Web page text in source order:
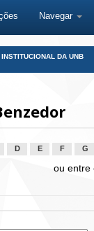
Navegar
DA UNB
D E F G
ou entre